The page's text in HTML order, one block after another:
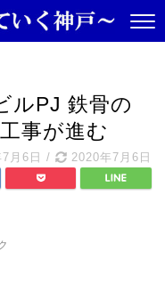
ルPJ 鉄骨の
事が進む
月6日 / 2020年7月6日